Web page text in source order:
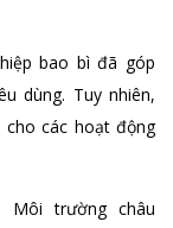
bao bì đã góp
dùng. Tuy nhiên,
các hoạt động
trường châu